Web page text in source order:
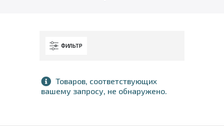
ФИЛЬТР
Товаров, соответствующих
вашему запросу, не обнаружено.